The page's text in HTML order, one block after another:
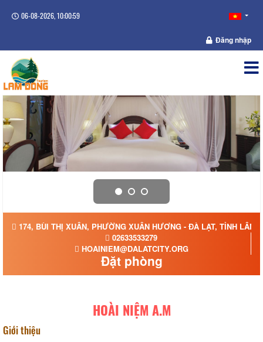
06-08-2026, 10:01:00
Đăng nhập
174, BÙI THỊ XUÂN, PHƯỜNG XUÂN HƯƠNG - ĐÀ LẠT, TỈNH LÂM
02633533279
HOAINIEM@DALATCITY.ORG
Đặt phòng
HOÀI NIỆM A.M
Giới thiệu